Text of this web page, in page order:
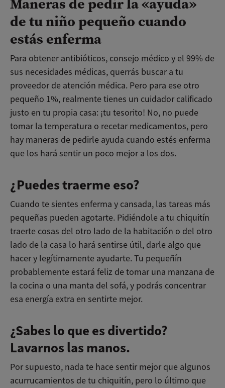
de tu niño pequeño cuando
estás enferma
Para obtener antibióticos, consejo médico y el 99% de
sus necesidades médicas, querrás buscar a tu
proveedor de atención médica. Pero para ese otro
pequeño 1%, realmente tienes un cuidador calificado
justo en tu propia casa: ¡tu tesorito! No, no puede
tomar la temperatura o recetar medicamentos, pero
hay maneras de pedirle ayuda cuando estés enferma
que los hará sentir un poco mejor a los dos.
¿Puedes traerme eso?
Cuando te sientes enferma y cansada, las tareas más
pequeñas pueden agotarte. Pidiéndole a tu chiquitín
traerte cosas del otro lado de la habitación o del otro
lado de la casa lo hará sentirse útil, darle algo que
hacer y legítimamente ayudarte. Tu pequeñín
probablemente estará feliz de tomar una manzana de
la cocina o una manta del sofá, y podrás concentrar
esa energía extra en sentirte mejor.
¿Sabes lo que es divertido?
Lavarnos las manos.
Por supuesto, nada te hace sentir mejor que algunos
acurrucamientos de tu chiquitín, pero lo último que